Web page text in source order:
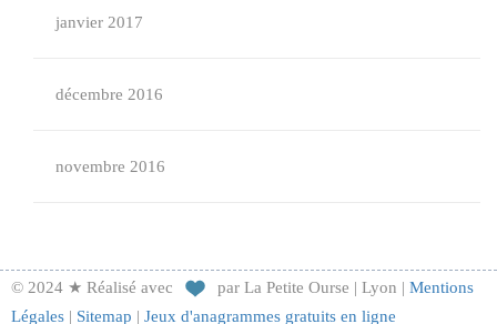
janvier 2017
décembre 2016
novembre 2016
© 2024 ★ Réalisé avec par La Petite Ourse | Lyon |Mentions
Légales | Sitemap | Jeux d'anagrammes gratuits en ligne